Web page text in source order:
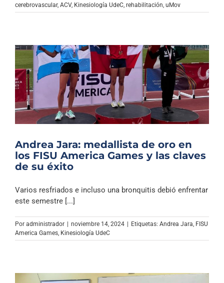
cerebrovascular, ACV, Kinesiología UdeC rehabilitación uMov
Andrea Jara: medallista de oro en
los FISU America Games y las claves
de su éxito
Varios resfriados e incluso una bronquitis debió enfrentar
este semestre [...]
Por administrador | noviembre 14, 2024 | Etiquetas: Andrea Jara FISU
America Games Kinesiología UdeC